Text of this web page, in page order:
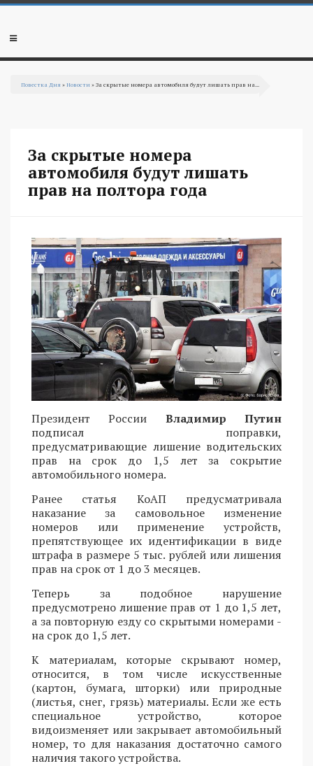
Перейти к основному содержанию
Мобильное
Повестка Дня »Новости » За скрытые номера автомобиля будут лишать прав на...
За скрытые номера
автомобиля будут лишать
прав на полтора года
Президент России Владимир Путин
подписал поправки,
предусматривающие лишение водительских
прав на срок до 1,5 лет за сокрытие
автомобильного номера.
Ранее статья КоАП предусматривала
наказание за самовольное изменение
номеров или применение устройств,
препятствующее их идентификации в виде
штрафа в размере 5 тыс. рублей или лишения
прав на срок от 1 до 3 месяцев.
Теперь за подобное нарушение
предусмотрено лишение прав от 1 до 1,5 лет,
а за повторную езду со скрытыми номерами -
на срок до 1,5 лет.
К материалам, которые скрывают номер,
относится, в том числе искусственные
(картон, бумага, шторки) или природные
(листья, снег, грязь) материалы. Если же есть
специальное устройство, которое
видоизменяет или закрывает автомобильный
номер, то для наказания достаточно самого
наличия такого устройства.